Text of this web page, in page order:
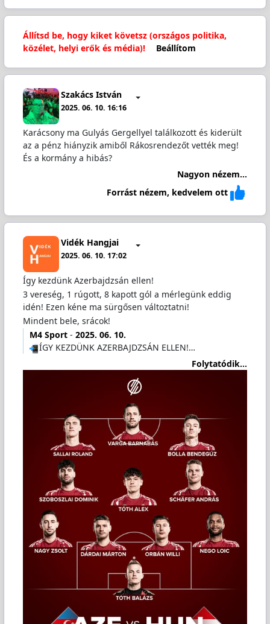
Állítsd be, hogy kiket követsz (országos politika,
közélet, helyi erők és média)!
Beállítom
Szakács István
2025. 06. 10. 16:16
Karácsony ma Gulyás Gergellyel találkozott és kiderült
az a pénz hiányzik amiből Rákosrendezőt vették meg!
És a kormány a hibás?
Nagyon nézem...
Forrást nézem, kedvelem ott
Vidék Hangjai
2025. 06. 10. 17:02
Így kezdünk Azerbajdzsán ellen!
3 vereség, 1 rúgott, 8 kapott gól a mérlegünk eddig
idén! Ezen kéne ma sürgősen változtatni!
Mindent bele, srácok!
M4 Sport- 2025. 06. 10.
ÍGY KEZDÜNK AZERBAJDZSÁN ELLEN!…
Folytatódik...